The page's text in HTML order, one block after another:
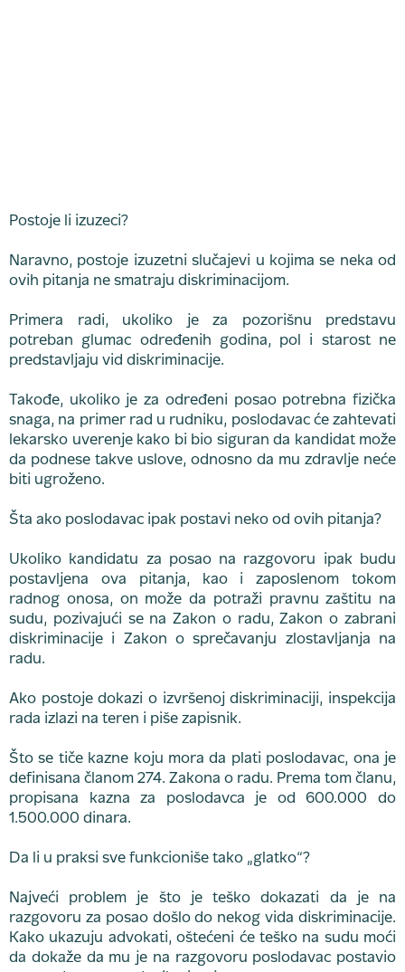
Postoje li izuzeci?
Naravno, postoje izuzetni slučajevi u kojima se neka od
ovih pitanja ne smatraju diskriminacijom.
Primera radi, ukoliko je za pozorišnu predstavu
potreban glumac određenih godina, pol i starost ne
predstavljaju vid diskriminacije.
Takođe, ukoliko je za određeni posao potrebna fizička
snaga, na primer rad u rudniku, poslodavac će zahtevati
lekarsko uverenje kako bi bio siguran da kandidat može
da podnese takve uslove, odnosno da mu zdravlje neće
biti ugroženo.
Šta ako poslodavac ipak postavi neko od ovih pitanja?
Ukoliko kandidatu za posao na razgovoru ipak budu
postavljena ova pitanja, kao i zaposlenom tokom
radnog onosa, on može da potraži pravnu zaštitu na
sudu, pozivajući se na Zakon o radu, Zakon o zabrani
diskriminacije i Zakon o sprečavanju zlostavljanja na
radu.
Ako postoje dokazi o izvršenoj diskriminaciji, inspekcija
rada izlazi na teren i piše zapisnik.
Što se tiče kazne koju mora da plati poslodavac, ona je
definisana članom 274. Zakona o radu. Prema tom članu,
propisana kazna za poslodavca je od 600.000 do
1.500.000 dinara.
Da li u praksi sve funkcioniše tako „glatko“?
Najveći problem je što je teško dokazati da je na
razgovoru za posao došlo do nekog vida diskriminacije.
Kako ukazuju advokati, oštećeni će teško na sudu moći
da dokaže da mu je na razgovoru poslodavac postavio